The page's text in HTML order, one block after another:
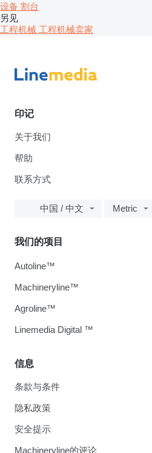
设备 割台
另见
工程机械 工程机械卖家
印记
关于我们
帮助
联系方式
中国 / 中文 Metric
信息
条款与条件
隐私政策
安全提示
Machineryline的评论
我们的项目
Autoline™
Machineryline™
Agroline™
Linemedia Digital ™